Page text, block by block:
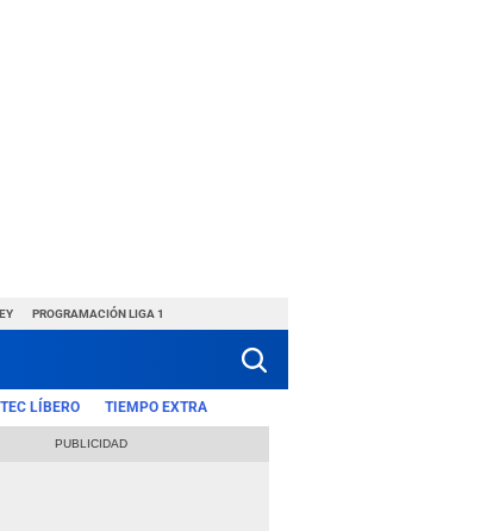
PROGRAMACIÓN LIGA 1
TEC LÍBERO TIEMPO EXTRA